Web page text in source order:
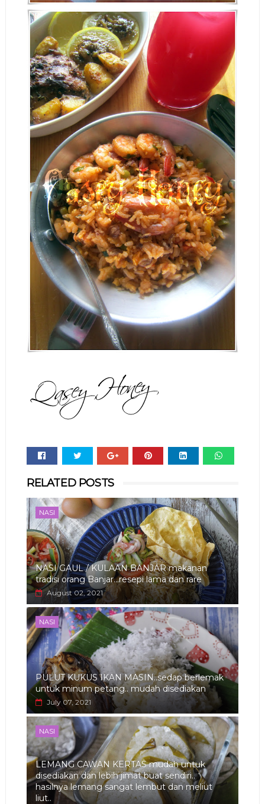
RELATED POSTS
NASI
NASI GAUL / KULAAN BANJAR makanan
tradisi orang Banjar...resepi lama dan rare
August 02, 2021
NASI
PULUT KUKUS IKAN MASIN..sedap berlemak
untuk minum petang.. mudah disediakan
July 07, 2021
NASI
LEMANG CAWAN KERTAS mudah untuk
disediakan dan lebih jimat buat sendiri..
hasilnya lemang sangat lembut dan meliut
liut..